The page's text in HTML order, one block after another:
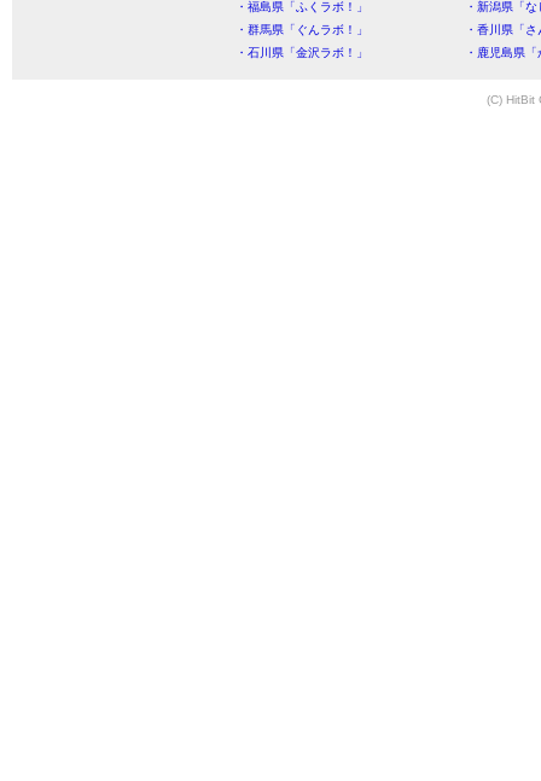
・福島県「ふくラボ！」
・新潟県「
・群馬県「ぐんラボ！」
・香川県「
・石川県「金沢ラボ！」
・鹿児島県
(C) HitBit